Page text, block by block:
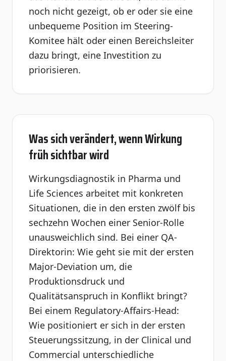
noch nicht gezeigt, ob er oder sie eine
unbequeme Position im Steering-
Komitee hält oder einen Bereichsleiter
dazu bringt, eine Investition zu
priorisieren.
Was sich verändert, wenn Wirkung
früh sichtbar wird
Wirkungsdiagnostik in Pharma und
Life Sciences arbeitet mit konkreten
Situationen, die in den ersten zwölf bis
sechzehn Wochen einer Senior-Rolle
unausweichlich sind. Bei einer QA-
Direktorin: Wie geht sie mit der ersten
Major-Deviation um, die
Produktionsdruck und
Qualitätsanspruch in Konflikt bringt?
Bei einem Regulatory-Affairs-Head:
Wie positioniert er sich in der ersten
Steuerungssitzung, in der Clinical und
Commercial unterschiedliche